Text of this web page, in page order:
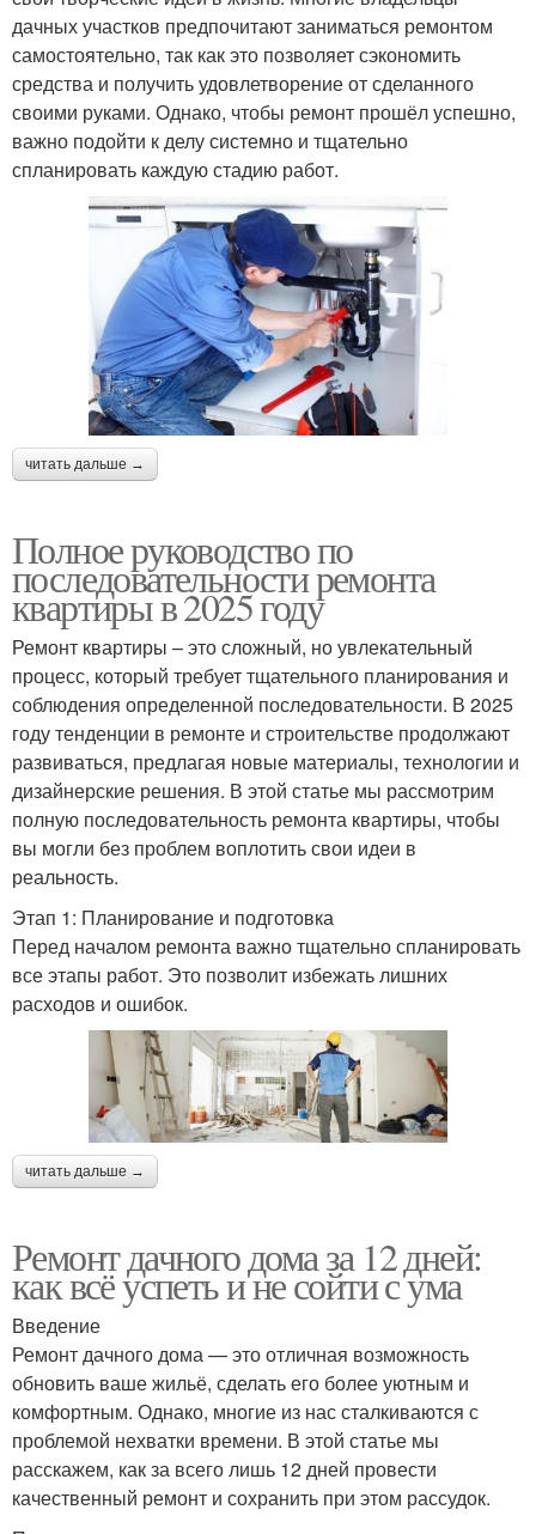
дачных участков предпочитают заниматься ремонтом
самостоятельно, так как это позволяет сэкономить
средства и получить удовлетворение от сделанного
своими руками. Однако, чтобы ремонт прошёл успешно,
важно подойти к делу системно и тщательно
спланировать каждую стадию работ.
читать дальше →
Полное руководство по
последовательности ремонта
квартиры в 2025 году
Ремонт квартиры – это сложный, но увлекательный
процесс, который требует тщательного планирования и
соблюдения определенной последовательности. В 2025
году тенденции в ремонте и строительстве продолжают
развиваться, предлагая новые материалы, технологии и
дизайнерские решения. В этой статье мы рассмотрим
полную последовательность ремонта квартиры, чтобы
вы могли без проблем воплотить свои идеи в
реальность.
Этап 1: Планирование и подготовка
Перед началом ремонта важно тщательно спланировать
все этапы работ. Это позволит избежать лишних
расходов и ошибок.
читать дальше →
Ремонт дачного дома за 12 дней:
как всё успеть и не сойти с ума
Введение
Ремонт дачного дома — это отличная возможность
обновить ваше жильё, сделать его более уютным и
комфортным. Однако, многие из нас сталкиваются с
проблемой нехватки времени. В этой статье мы
расскажем, как за всего лишь 12 дней провести
качественный ремонт и сохранить при этом рассудок.